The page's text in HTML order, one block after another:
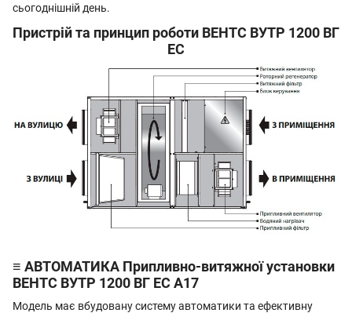
сьогоднішній день.
Пристрій та принцип роботи ВЕНТС ВУТР 1200 ВГ
EC
≡ АВТОМАТИКА Припливно-витяжної установки
ВЕНТС ВУТР 1200 ВГ EC А17
Модель має вбудовану систему автоматики та ефективну